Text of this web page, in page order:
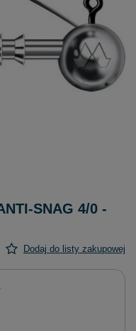
SNAG 4/0 -
Dodaj do listy zakupowej